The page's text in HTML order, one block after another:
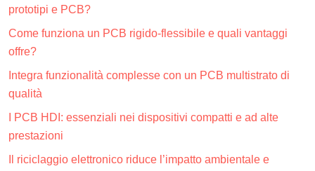
prototipi e PCB?
Come funziona un PCB rigido-flessibile e quali vantaggi
offre?
Integra funzionalità complesse con un PCB multistrato di
qualità
I PCB HDI: essenziali nei dispositivi compatti e ad alte
prestazioni
Il riciclaggio elettronico riduce l’impatto ambientale e